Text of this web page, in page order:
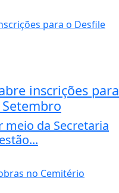
inscrições para
meio da Secretaria